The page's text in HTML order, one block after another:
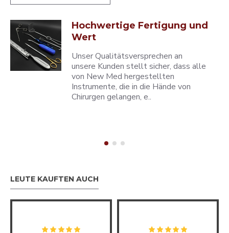
Hochwertige Fertigung und
Wert
Unser Qualitätsversprechen an
unsere Kunden stellt sicher, dass alle
von New Med hergestellten
Instrumente, die in die Hände von
Chirurgen gelangen, e..
LEUTE KAUFTEN AUCH